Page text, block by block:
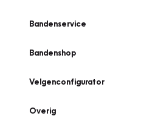
Bandenservice
Bandenshop
Velgenconfigurator
Overig